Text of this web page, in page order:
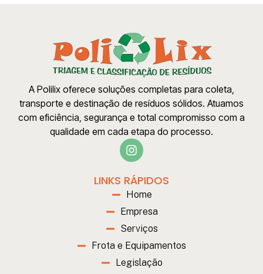
A Polilix oferece soluções completas para coleta,
transporte e destinação de resíduos sólidos. Atuamos
com eficiência, segurança e total compromisso com a
qualidade em cada etapa do processo.
LINKS RÁPIDOS
Home
Empresa
Serviços
Frota e Equipamentos
Legislação